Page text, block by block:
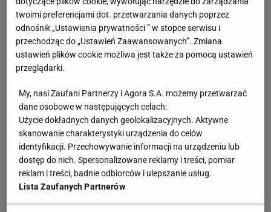
twoimi preferencjami dot. przetwarzania danych poprzez
odnośnik „Ustawienia prywatności ” w stopce serwisu i
przechodząc do „Ustawień Zaawansowanych”. Zmiana
ustawień plików cookie możliwa jest także za pomocą ustawień
przeglądarki.
My, nasi Zaufani Partnerzy i Agora S.A. możemy przetwarzać
dane osobowe w następujących celach:
Użycie dokładnych danych geolokalizacyjnych. Aktywne
skanowanie charakterystyki urządzenia do celów
identyfikacji. Przechowywanie informacji na urządzeniu lub
dostęp do nich. Spersonalizowane reklamy i treści, pomiar
reklam i treści, badnie odbiorców i ulepszanie usług.
Lista Zaufanych Partnerów